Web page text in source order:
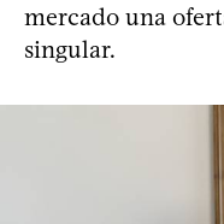
mercado una
singular.